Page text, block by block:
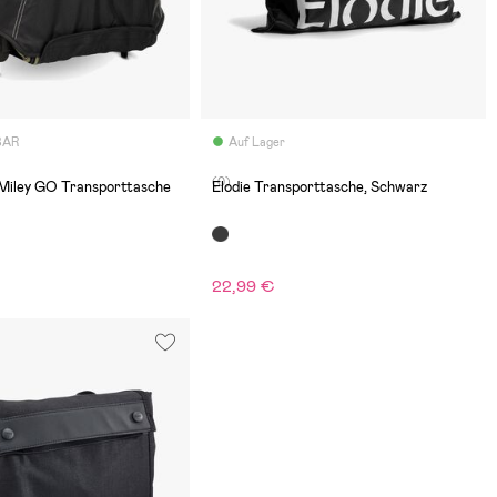
GO Transporttasche
Auf Lager
(0)
Elodie Transporttasche, Schwarz
22,99 €